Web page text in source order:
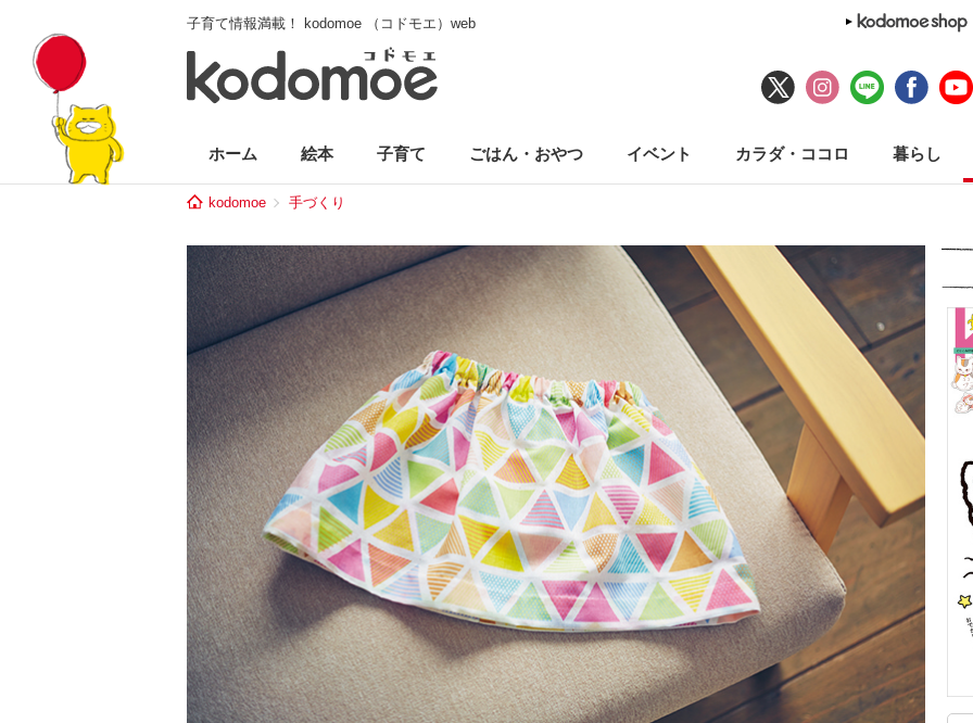
子育て情報満載！ kodomoe （コドモエ）web
ホーム 絵本 子育て ごはん・おやつ イベント カラダ・ココロ 暮らし
kodomoe 手づくり